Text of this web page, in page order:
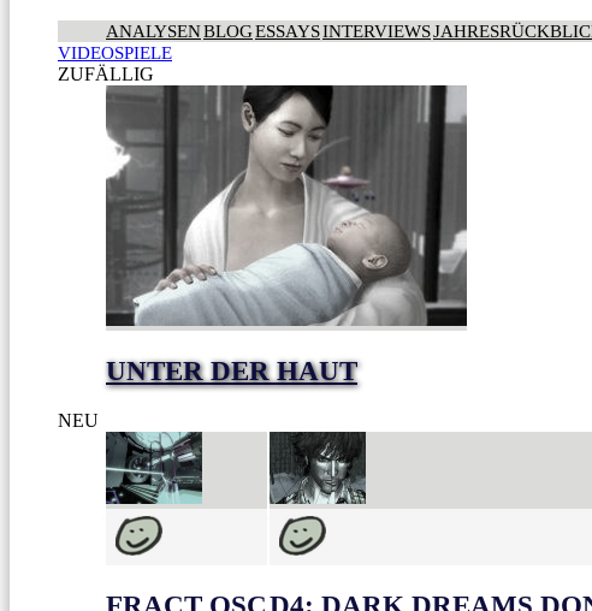
ANALYSENBLOGESSAYSINTERVIEWS
VIDEOSPIELE
ZUFÄLLIG
UNTER DER HAUT
NEU